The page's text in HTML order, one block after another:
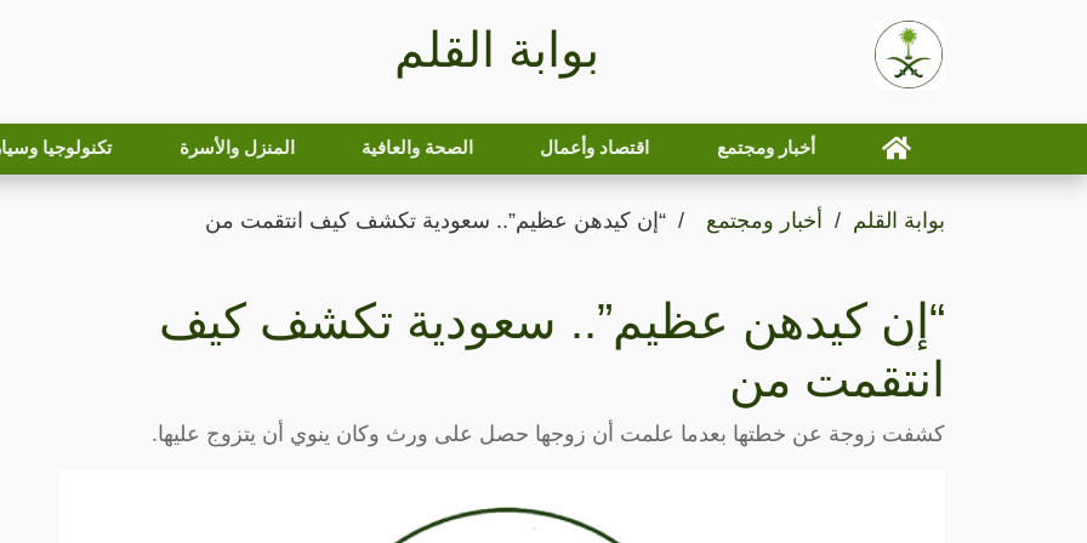
بوابة القلم
أخبار ومجتمع اقتصاد وأعمال الصحة والعافية المنزل والأسرة تكنولوجيا
بوابة القلم أخبار ومجتمع “إن كيدهن عظيم”.. سعودية تكشف كيف انتقمت من
“إن كيدهن عظيم”.. سعودية تكشف كيف
انتقمت من
كشفت زوجة عن خطتها بعدما علمت أن زوجها حصل على ورث وكان ينوي أن يتزوج عليها.